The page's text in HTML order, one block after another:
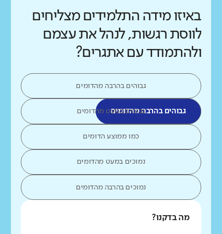
באיזו מידה התלמידים מצליחים
לווסת רגשות, לנהל את עצמם
ולהתמודד עם אתגרים?
גבוהים בהרבה מהדומים
גבוהים בהרבה מהדומיםגבוהים במעט מהדומים
כמו ממוצע הדומים
נמוכים במעט מהדומים
נמוכים בהרבה מהדומים
מה בדקנו?